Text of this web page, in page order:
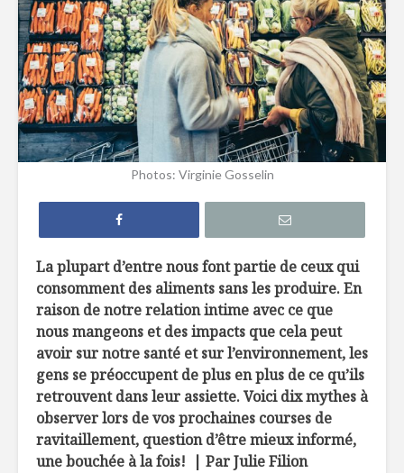
Photos: Virginie Gosselin
La plupart d’entre nous font partie de ceux qui
consomment des aliments sans les produire. En
raison de notre relation intime avec ce que
nous mangeons et des impacts que cela peut
avoir sur notre santé et sur l’environnement, les
gens se préoccupent de plus en plus de ce qu’ils
retrouvent dans leur assiette. Voici dix mythes à
observer lors de vos prochaines courses de
ravitaillement, question d’être mieux informé,
une bouchée à la fois! | Par Julie Filion
L’évolution
alimentaire :
du traditionnel à
l’industriel
La découverte du
feu dans
anciennes
au goût du jour
Le choc
67
Dix
rappeler
nutrition
Visite dans les
vergers de France
miel et